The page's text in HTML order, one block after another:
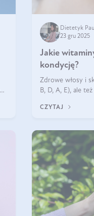
Dietetyk
23 gru 2025
Jakie
kondycję?
Zdrowe włosy i
B, D, A, E), ale
wypadanie włosów.
CZYTAJ